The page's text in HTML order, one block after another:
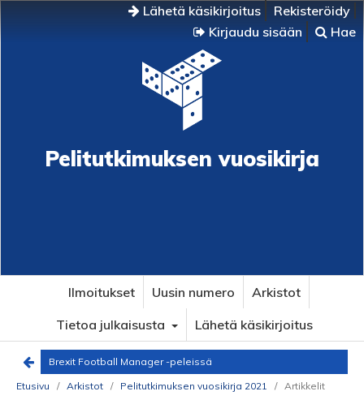
Lähetä käsikirjoitus
Rekisteröidy
Kirjaudu sisään
Hae
Pelitutkimuksen vuosikirja
Ilmoitukset Uusin numero
Arkistot
Tietoa julkaisusta
Lähetä käsikirjoitus
Brexit Football Manager -peleissä
Etusivu
/ Arkistot / Pelitutkimuksen vuosikirja 2021 / Artikkelit